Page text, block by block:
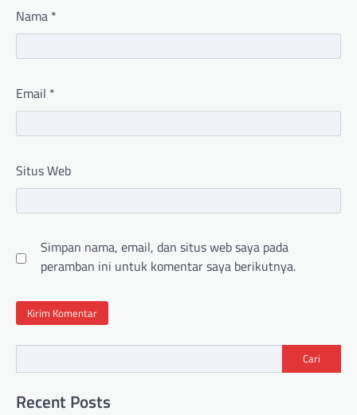
Nama *
Email *
Situs Web
Simpan nama, email, dan situs web saya pada
peramban ini untuk komentar saya berikutnya.
Cari
Recent Posts